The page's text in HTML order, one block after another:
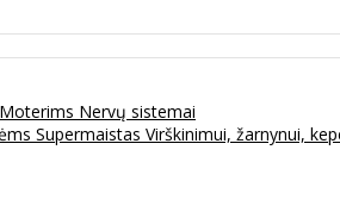
Moterims Nervų sistemai
Supermaistas Virškinimui, žarnynui,